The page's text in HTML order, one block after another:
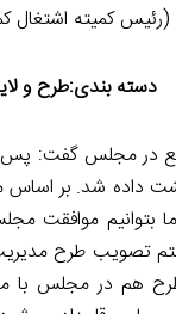
کمیته اشتغال
دسته بندی:طرح و
در مجلس گفت:
داده شد. بر اساس
بتوانیم موافقت
تصویب طرح
هم در مجلس با